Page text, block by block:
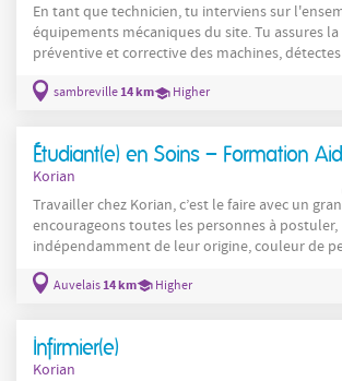
En tant que technicien, tu interviens sur
équipements mécaniques du site. Tu assures
préventive et corrective des machines,
de la production. Tu travailles en autonomie et
Diagnostiquer les pannes mécaniques (et
sambreville14 km Higher
Étudiant(e) en Soins – Formation
Korian
Travailler chez Korian, c’est le faire avec un grand
encourageons toutes les personnes à postuler,
indépendamment de leur origine, couleur de
orientation sexuelle, conviction philosophique,
vous avez besoin d’un aménagement
l'un des principaux acteurs belges dans le
Auvelais14 km Higher
Infirmier(e)
Korian